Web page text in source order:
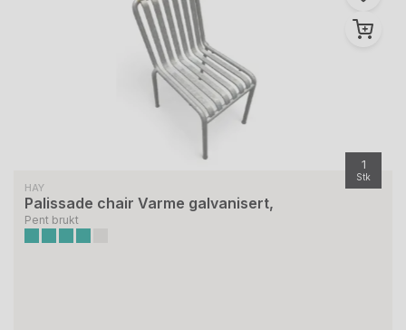
1
Stk
HAY
Palissade chair Varme galvanisert,
Pent brukt